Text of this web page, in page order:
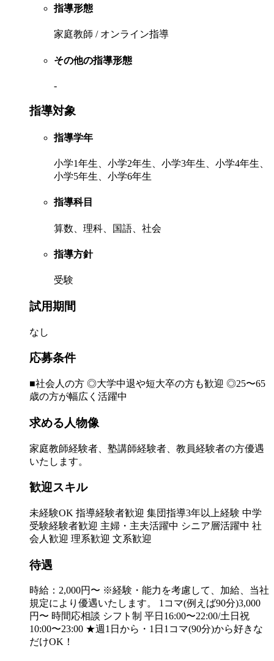
指導形態
家庭教師 / オンライン指導
その他の指導形態
-
指導対象
指導学年
小学1年生、小学2年生、小学3年生、小学4年生、
小学5年生、小学6年生
指導科目
算数、理科、国語、社会
指導方針
受験
試用期間
なし
応募条件
■社会人の方 ◎大学中退や短大卒の方も歓迎 ◎25〜65
歳の方が幅広く活躍中
求める人物像
家庭教師経験者、塾講師経験者、教員経験者の方優遇
いたします。
歓迎スキル
未経験OK 指導経験者歓迎 集団指導3年以上経験 中学
受験経験者歓迎 主婦・主夫活躍中 シニア層活躍中 社
会人歓迎 理系歓迎 文系歓迎
待遇
時給：2,000円〜 ※経験・能力を考慮して、加給、当社
規定により優遇いたします。 1コマ(例えば90分)3,000
円〜 時間応相談 シフト制 平日16:00〜22:00/土日祝
10:00〜23:00 ★週1日から・1日1コマ(90分)から好きな
だけOK！